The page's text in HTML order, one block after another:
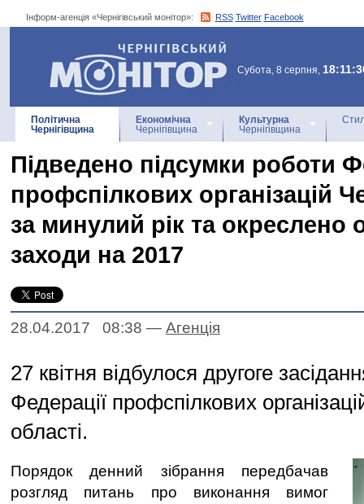
Інформ-агенція «Чернігівський монітор»: RSS Twitter Facebook
Інформ-агенція
«Чернігівський монітор»
Субота, 8 серпня,
Політична
Чернігівщина
Економічна
Чернігівщина
Культурна
Чернігівщина
Підведено підсумки роботи
профспілкових організацій
за минулий рік та окреслено
заходи на 2017
28.04.2017 08:38 — Агенцiя
27 квітня відбулося другоге
Федерації профспілкових
області.
Порядок денний зібрання передбачав
розгляд питань про виконання вимог